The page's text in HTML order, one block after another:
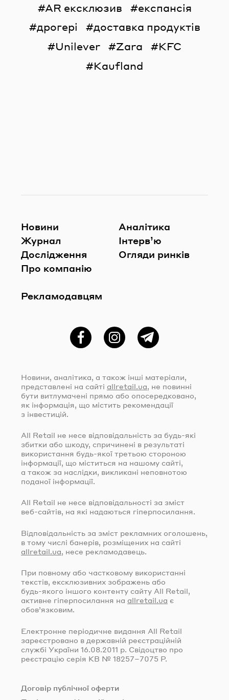
AR ексклюзив
експансія
дрогері
доставка продуктів
Unilever
Zara
KFC
Kaufland
Новини
Журнал
Дослідження
Про компанію
Рекламодавцям
Аналітика
Інтерв’ю
Огляди ринків
ФейсбукInstagramTelegram
Новини, аналітика, а також інші матеріали,
представлені на сайті allretail.ua, не повинні
бути витлумачені прямо або опосередковано,
як інформація, що містить рекомендації
з інвестицій.
All Retail не несе відповідальність за будь-які
збитки або шкоду, спричинені в результаті
використання будь-якої третьою стороною
інформації, що міститься на нашому сайті,
а також за наслідки, викликані неповнотою
поданої інформації.
All Retail не несе відповідальності за зміст
веб-сайтів, на які надаються гіперпосилання.
Відповідальність за зміст рекламних оголошень,
в тому числі банерів, розміщених на сайті
allretail.ua, несе рекламодавець.
При повному або частковому використанні
текстів, ексклюзивних зображень або
будь-якого іншого контенту сайту All Retail,
активне гіперпосилання на allretail.ua є
обов’язковим.
Електронне періодичне видання All Retail
зареєстровано в державній реєстраційній
службі України 16.08.2011 р. Свідоцтво про
реєстрацію серія КВ № 18257–7075 Р.
Договір публічної оферти